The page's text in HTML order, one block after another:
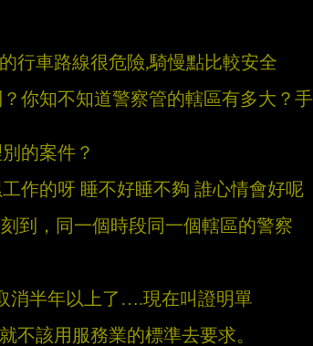
行車路線很危險,騎慢點比較安全
你知不知道警察管的轄區有多大？手
的案件？
作的呀 睡不好睡不夠 誰心情會好呢
到，同一個時段同一個轄區的警察
消半年以上了….現在叫證明單
不該用服務業的標準去要求。